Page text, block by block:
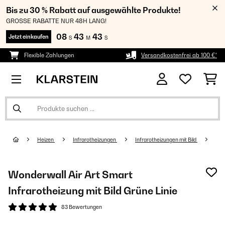
Bis zu 30 % Rabatt auf ausgewählte Produkte!
GROSSE RABATTE NUR 48H LANG!
Jetzt einkaufen 08 S 43 M 42 S
Flexible Zahlungen Versandkostenfrei ab 100 €*
Heizen Infrarotheizungen Infrarotheizungen mit Bild
Wonderwall Air Art Smart
Infrarotheizung mit Bild Grüne Linie
83 Bewertungen